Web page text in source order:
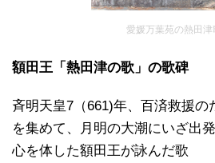
愛媛万葉苑の熱田津
額田王「熱田津の歌」の歌碑
斉明天皇7（661)年、百済救援の
を集めて、月明の大潮にいざ出
心を体した額田王が詠んだ歌